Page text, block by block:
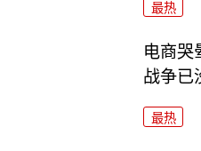
最热
电商哭
战争已
最热